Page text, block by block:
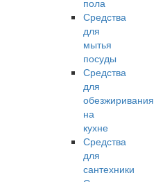
пола
Средства
для
мытья
посуды
Средства
для
обезжиривания
на
кухне
Средства
для
сантехники